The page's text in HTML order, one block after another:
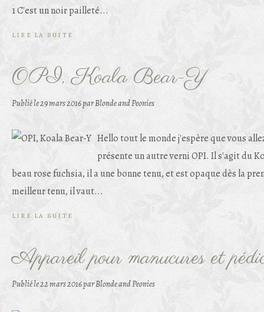
1 C'est un noir pailleté...
LIRE LA SUITE
OPI, Koala Bear-Y
Publié le29 mars 2016par Blonde and Peonies
Hello tout le monde j'espère que vous
présente un autre verni OPI. Il s'agit du
beau rose fuchsia, il a une bonne tenu, et est opaque dès la
meilleur tenu, il vaut...
LIRE LA SUITE
Appareil pour manucures et
Publié le22 mars 2016par Blonde and Peonies